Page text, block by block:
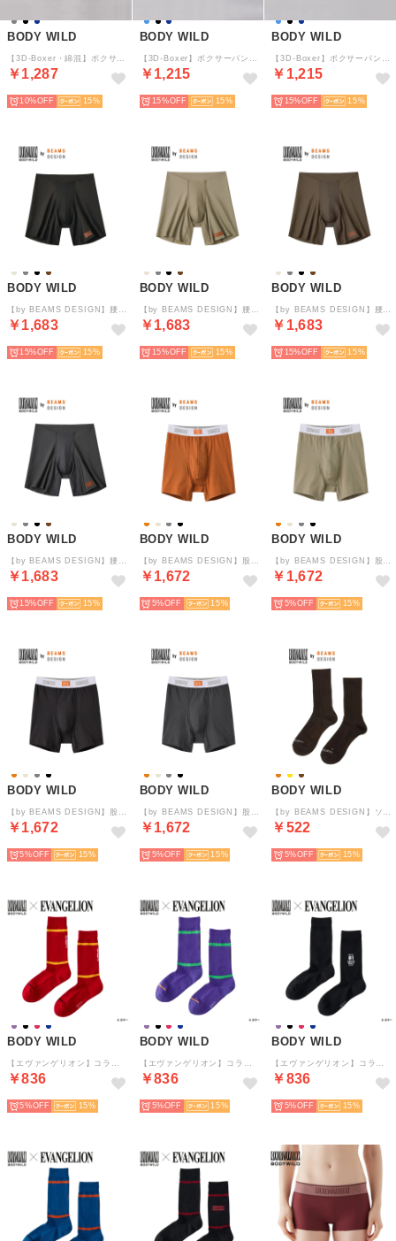
BODY WILD
￥1,287
10% 15
BODY WILD
￥1,215
15% 15
BODY WILD
￥1,215
15% 15
BODY WILD
￥1,683
15% 15
BODY WILD
￥1,683
15% 15
BODY WILD
￥1,683
15% 15
BODY WILD
￥1,683
15% 15
BODY WILD
￥1,672
5% 15
BODY WILD
￥1,672
5% 15
BODY WILD
￥1,672
5% 15
BODY WILD
￥1,672
5% 15
BODY WILD
￥522
5% 15
BODY WILD
￥836
5% 15
BODY WILD
￥836
5% 15
BODY WILD
￥836
5% 15